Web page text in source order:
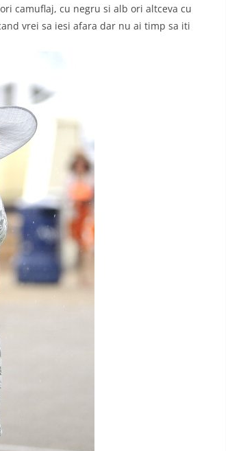
camuflaj, cu negru si alb ori altceva cu
vrei sa iesi afara dar nu ai timp sa iti